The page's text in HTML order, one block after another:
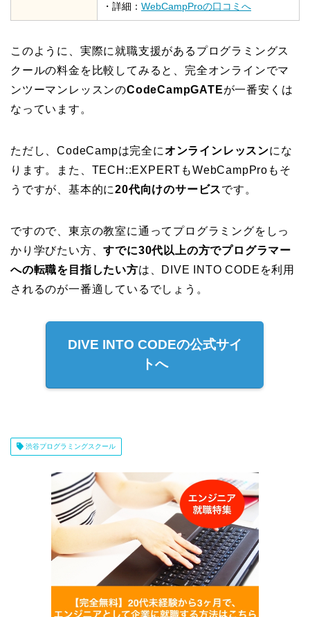
・詳細： WebCampProの口コミへ
このように、実際に就職支援があるプログラミングス
クールの料金を比較してみると、完全オンラインでマ
ンツーマンレッスンのCodeCampGATEが一番安くは
なっています。
ただし、CodeCampは完全にオンラインレッスンにな
ります。また、TECH::EXPERTもWebCampProもそ
うですが、基本的に20代向けのサービスです。
ですので、東京の教室に通ってプログラミングをしっ
かり学びたい方、すでに30代以上の方でプログラマー
への転職を目指したい方は、DIVE INTO CODEを利用
されるのが一番適しているでしょう。
DIVE INTO CODEの公式サイ
トへ
渋谷プログラミングスクール